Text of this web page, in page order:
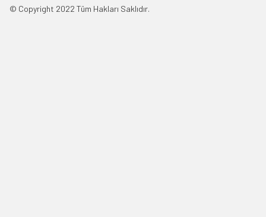
© Copyright 2022 Tüm Hakları Saklıdır.